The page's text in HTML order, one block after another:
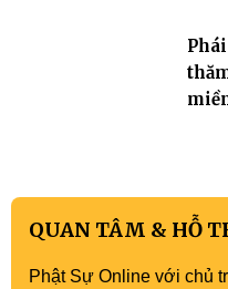
QUAN TÂM & HỖ
Phật Sự Online với chủ